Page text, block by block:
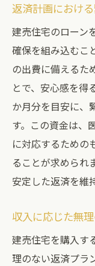
返済計画におけ
建売住宅のローン
確保を組み込むこ
の出費に備えるた
とで、安心感を得
か月分を目安に、
す。この資金は、
に対応するための
ることが求められ
安定した返済を維
収入に応じた無
建売住宅を購入す
理のない返済プラ